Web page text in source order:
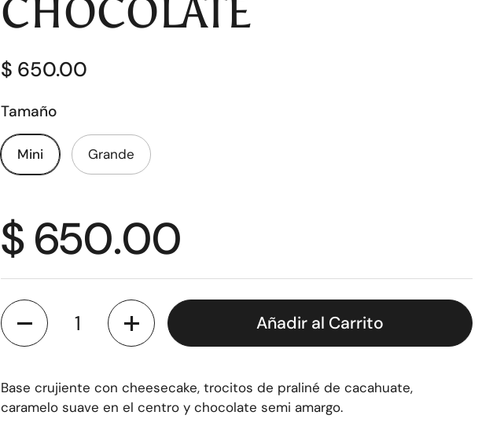
CHOCOLATE
$ 650.00
Tamaño
Mini Grande
$ 650.00
Cantidad
Añadir al Carrito
Base crujiente con cheesecake, trocitos de praliné de cacahuate,
caramelo suave en el centro y chocolate semi amargo.